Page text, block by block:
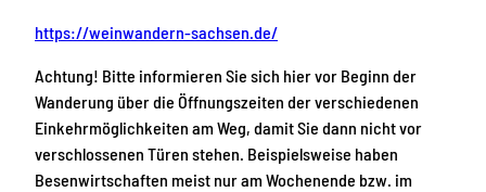
https://weinwandern-sachsen.de/
Achtung! Bitte informieren Sie sich hier vor Beginn der
Wanderung über die Öffnungszeiten der verschiedenen
Einkehrmöglichkeiten am Weg, damit Sie dann nicht vor
verschlossenen Türen stehen. Beispielsweise haben
Besenwirtschaften meist nur am Wochenende bzw. im